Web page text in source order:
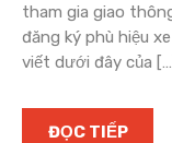
tham gia giao
đăng ký phù hiệu
viết dưới đây của
ĐỌC TIẾP